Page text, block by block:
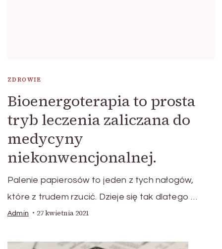
ZDROWIE
Bioenergoterapia to prosta
tryb leczenia zaliczana do
medycyny
niekonwencjonalnej.
Palenie papierosów to jeden z tych nałogów,
które z trudem rzucić. Dzieje się tak dlatego …
Admin 27 kwietnia 2021